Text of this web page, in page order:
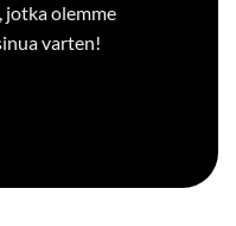
jotka olemme
varten!